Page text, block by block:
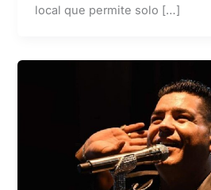
local que permite solo […]